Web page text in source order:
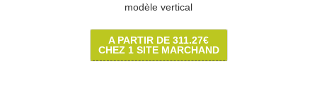
modèle vertical
A PARTIR DE 311.27€
CHEZ 1 SITE MARCHAND